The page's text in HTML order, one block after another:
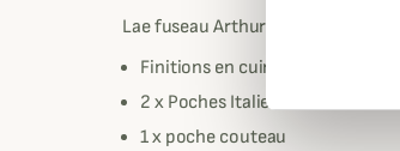
Lae fuseau Arthur Club
Finitions en cuir de vache aux
2 x Poches Italienne
1 x poche couteau